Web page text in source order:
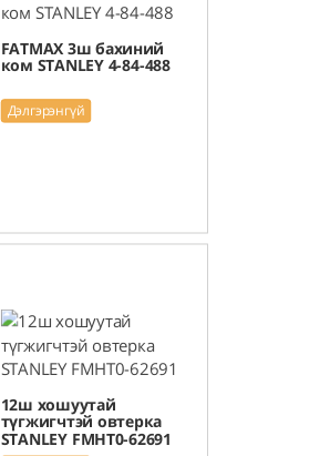
FATMAX 3ш бахиний
ком STANLEY 4-84-488
Дэлгэрэнгүй
12ш хошуутай
түгжигчтэй овтерка
STANLEY FMHT0-62691